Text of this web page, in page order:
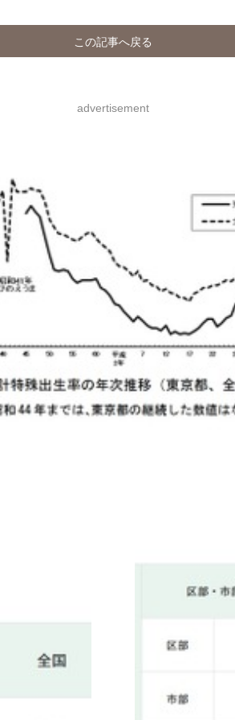
この記事へ戻る
advertisement